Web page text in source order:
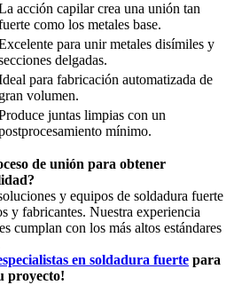
acción capilar crea una unión tan
como los metales base.
para unir metales disímiles y
delgadas.
para fabricación automatizada de
gran volumen.
juntas limpias con un
mínimo.
de unión para obtener
y equipos de soldadura fuerte
y fabricantes. Nuestra experiencia
cumplan con los más altos estándares
en soldadura fuerte para
proyecto!